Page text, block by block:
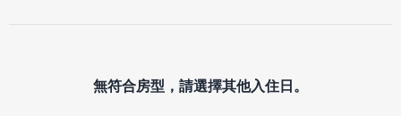
無符合房型，請選擇其他入住日。